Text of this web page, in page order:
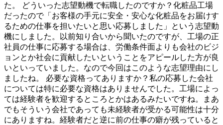
た。 どういった志望動機で転職したのですか？化粧品工場
だったので「お客様の手元に安全・安心な化粧品をお届けす
るための仕事を担いたいと思い応募しました」という志望動
機にしました。以前知り合いから聞いたのですが、工場の正
社員の仕事に応募する場合は、労働条件面よりも会社のビジ
ョンとか社会に貢献したいということをアピールした方が良
いといっていました。なので今回はこのような志望理由にし
ましたね。 必要な資格ってありますか？私の応募した会社
については特に必要な資格はありませんでした。工場によっ
ては経験者を歓迎するところとかはあるみたいですね。まあ
でもそういう会社であっても未経験者が受かる可能性は十分
にありますね。経験者だと逆に前の仕事の癖が残っていると